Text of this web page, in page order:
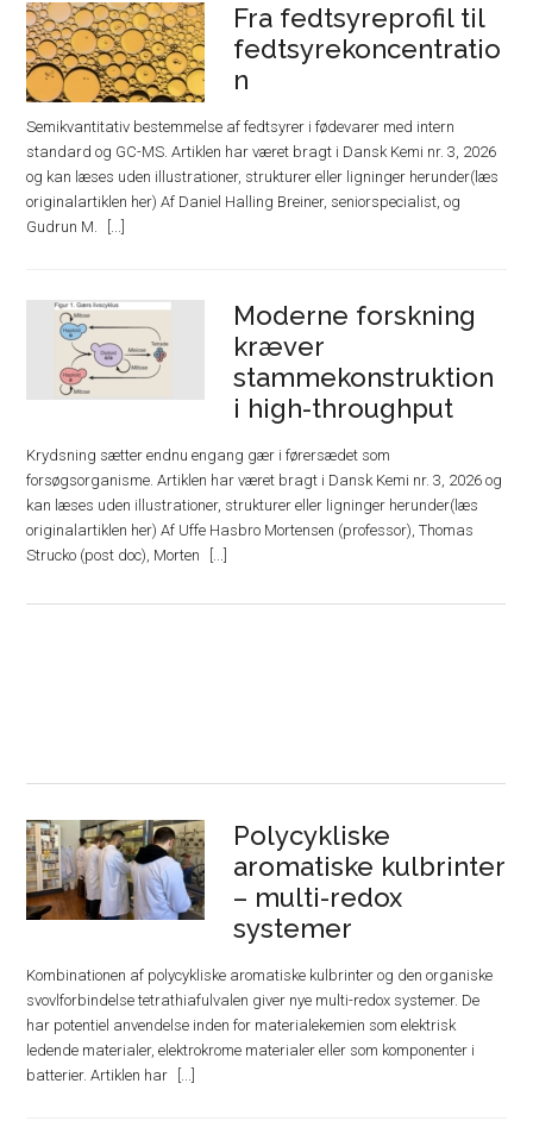
Fra fedtsyreprofil til
fedtsyrekoncentratio
n
Semikvantitativ bestemmelse af fedtsyrer i fødevarer med intern
standard og GC-MS. Artiklen har været bragt i Dansk Kemi nr. 3, 2026
og kan læses uden illustrationer, strukturer eller ligninger herunder(læs
originalartiklen her) Af Daniel Halling Breiner, seniorspecialist, og
Gudrun M.
Moderne forskning
kræver
stammekonstruktion
i high-throughput
Krydsning sætter endnu engang gær i førersædet som
forsøgsorganisme. Artiklen har været bragt i Dansk Kemi nr. 3, 2026 og
kan læses uden illustrationer, strukturer eller ligninger herunder(læs
originalartiklen her) Af Uffe Hasbro Mortensen (professor), Thomas
Strucko (post doc), Morten
Polycykliske
aromatiske kulbrinter
– multi-redox
systemer
Kombinationen af polycykliske aromatiske kulbrinter og den organiske
svovlforbindelse tetrathiafulvalen giver nye multi-redox systemer. De
har potentiel anvendelse inden for materialekemien som elektrisk
ledende materialer, elektrokrome materialer eller som komponenter i
batterier. Artiklen har